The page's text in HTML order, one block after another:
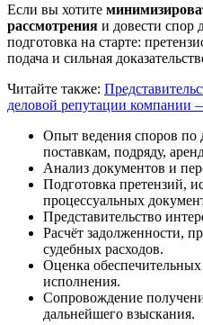
Если вы хотите
рассмотрения и довести спор
подготовка на старте:
подача и сильная
Читайте также:
деловой репутации компании
Опыт ведения споров по
поставкам, подряду,
Анализ документов и
Подготовка претензий,
процессуальных
Представительство
Расчёт задолженности,
судебных расходов.
Оценка
исполнения.
Сопровождение
дальнейшего взыскания.